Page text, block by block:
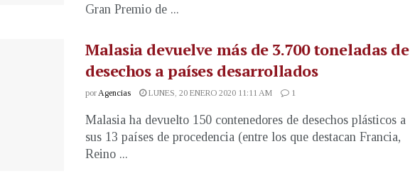
Gran Premio de ...
Malasia devuelve más de 3.700 toneladas de
desechos a países desarrollados
porAgencias LUNES, 20 ENERO 2020 11:11 AM 1
Malasia ha devuelto 150 contenedores de desechos plásticos a
sus 13 países de procedencia (entre los que destacan Francia,
Reino ...